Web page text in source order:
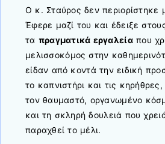
Ο κ. Σταύρος δεν περιορίστηκε
Έφερε μαζί του και έδειξε
τα πραγματικά εργαλείαπου
μελισσοκόμος στην
είδαν από κοντά την ειδική
το καπνιστήρι και τις
τον θαυμαστό, οργανωμένο
και τη σκληρή δουλειά που
παραχθεί το μέλι.